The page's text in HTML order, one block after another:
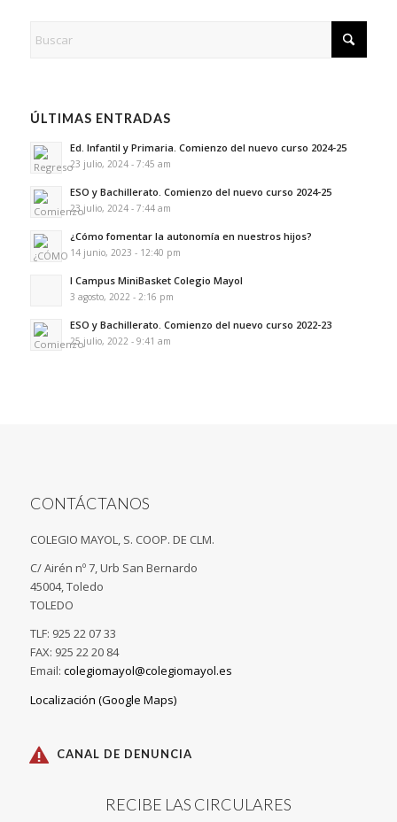
ÚLTIMAS ENTRADAS
Ed. Infantil y Primaria. Comienzo del nuevo curso 2024-25
23 julio, 2024 - 7:45 am
ESO y Bachillerato. Comienzo del nuevo curso 2024-25
23 julio, 2024 - 7:44 am
¿Cómo fomentar la autonomía en nuestros hijos?
14 junio, 2023 - 12:40 pm
I Campus MiniBasket Colegio Mayol
3 agosto, 2022 - 2:16 pm
ESO y Bachillerato. Comienzo del nuevo curso 2022-23
25 julio, 2022 - 9:41 am
CONTÁCTANOS
COLEGIO MAYOL, S. COOP. DE CLM.
C/ Airén nº 7, Urb San Bernardo
45004, Toledo
TOLEDO
TLF: 925 22 07 33
FAX: 925 22 20 84
Email: colegiomayol@colegiomayol.es
Localización (Google Maps)
CANAL DE DENUNCIA
RECIBE LAS CIRCULARES